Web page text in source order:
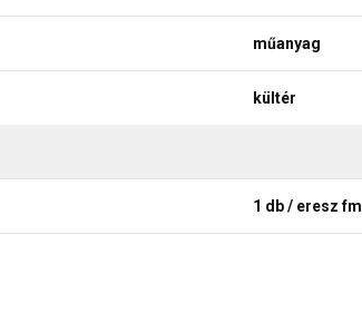
műanyag
kültér
1 db / eresz fm